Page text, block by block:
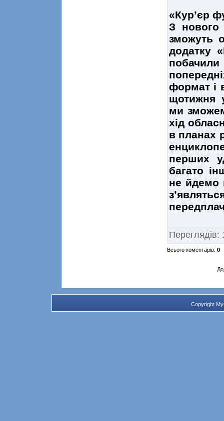
«Кур’єр
З нового
зможуть
додатку
формат і
щотижня
ми
хід
в планах
перших
багато
не йдемо
Переглядів:
Всього коментарів: 0
Copyright